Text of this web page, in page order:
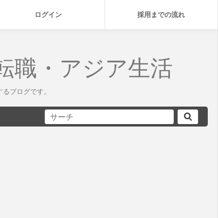
ログイン 採用までの流れ
職・アジア生活
ブログです。